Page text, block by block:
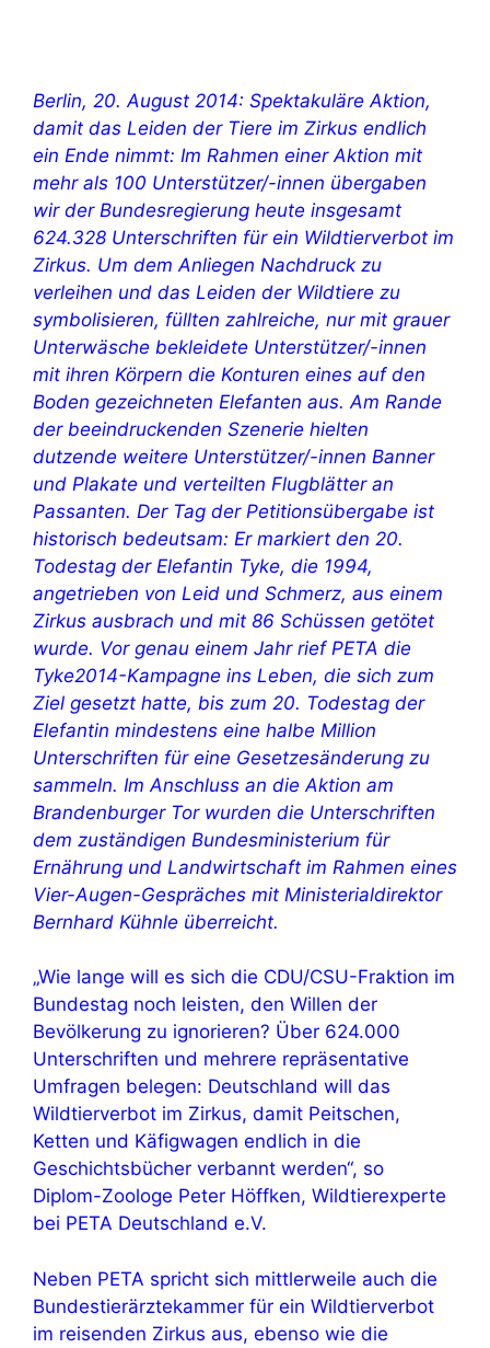
Berlin, 20. August 2014: Spektakuläre Aktion,
damit das Leiden der Tiere im Zirkus endlich
ein Ende nimmt: Im Rahmen einer Aktion mit
mehr als 100 Unterstützer/-innen übergaben
wir der Bundesregierung heute insgesamt
624.328 Unterschriften für ein Wildtierverbot im
Zirkus. Um dem Anliegen Nachdruck zu
verleihen und das Leiden der Wildtiere zu
symbolisieren, füllten zahlreiche, nur mit grauer
Unterwäsche bekleidete Unterstützer/-innen
mit ihren Körpern die Konturen eines auf den
Boden gezeichneten Elefanten aus. Am Rande
der beeindruckenden Szenerie hielten
dutzende weitere Unterstützer/-innen Banner
und Plakate und verteilten Flugblätter an
Passanten. Der Tag der Petitionsübergabe ist
historisch bedeutsam: Er markiert den 20.
Todestag der Elefantin Tyke, die 1994,
angetrieben von Leid und Schmerz, aus einem
Zirkus ausbrach und mit 86 Schüssen getötet
wurde. Vor genau einem Jahr rief PETA die
Tyke2014-Kampagne ins Leben, die sich zum
Ziel gesetzt hatte, bis zum 20. Todestag der
Elefantin mindestens eine halbe Million
Unterschriften für eine Gesetzesänderung zu
sammeln. Im Anschluss an die Aktion am
Brandenburger Tor wurden die Unterschriften
dem zuständigen Bundesministerium für
Ernährung und Landwirtschaft im Rahmen eines
Vier-Augen-Gespräches mit Ministerialdirektor
Bernhard Kühnle überreicht.
„Wie lange will es sich die CDU/CSU-Fraktion im
Bundestag noch leisten, den Willen der
Bevölkerung zu ignorieren? Über 624.000
Unterschriften und mehrere repräsentative
Umfragen belegen: Deutschland will das
Wildtierverbot im Zirkus, damit Peitschen,
Ketten und Käfigwagen endlich in die
Geschichtsbücher verbannt werden“, so
Diplom-Zoologe Peter Höffken, Wildtierexperte
bei PETA Deutschland e.V.
Neben PETA spricht sich mittlerweile auch die
Bundestierärztekammer für ein Wildtierverbot
im reisenden Zirkus aus, ebenso wie die